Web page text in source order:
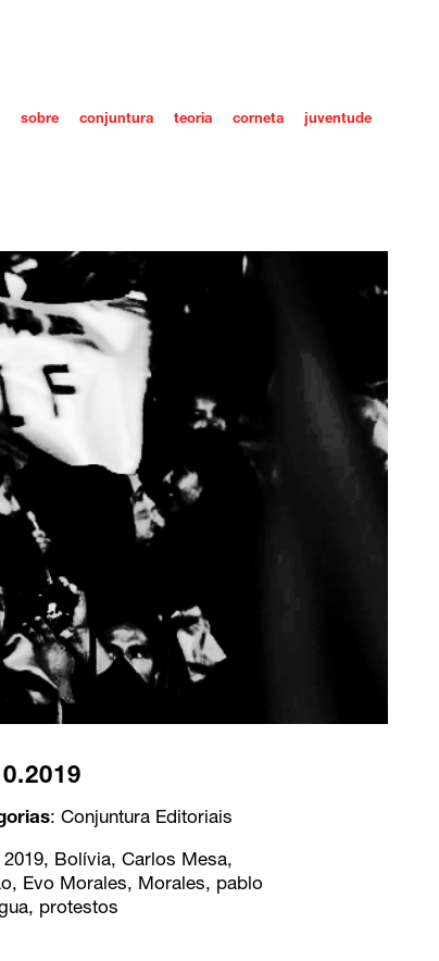
sobre conjuntura teoria corneta juventude
: Conjuntura Editoriais
2019, Bolívia, Carlos Mesa,
, Evo Morales, Morales, pablo
, protestos